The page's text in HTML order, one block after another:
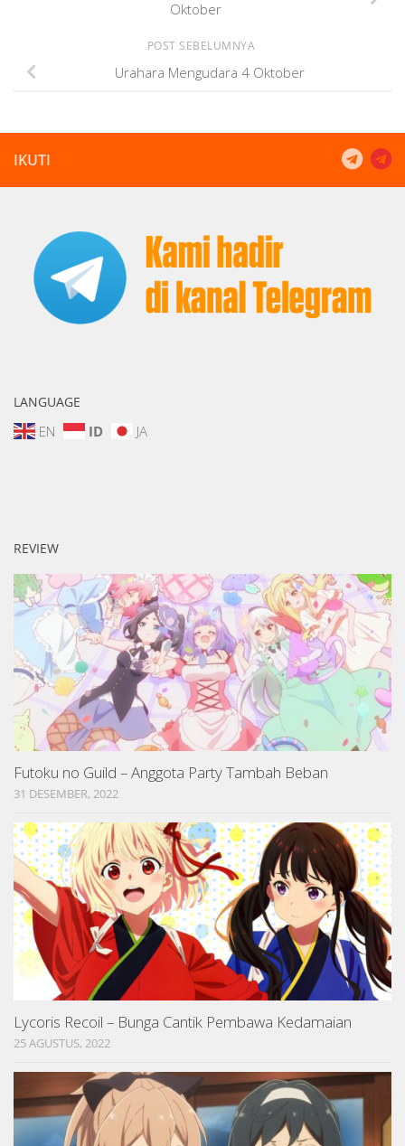
Oktober
POST SEBELUMNYA
Urahara Mengudara 4 Oktober
IKUTI
LANGUAGE
EN ID JA
REVIEW
Futoku no Guild – Anggota Party Tambah Beban
31 DESEMBER, 2022
Lycoris Recoil – Bunga Cantik Pembawa Kedamaian
25 AGUSTUS, 2022